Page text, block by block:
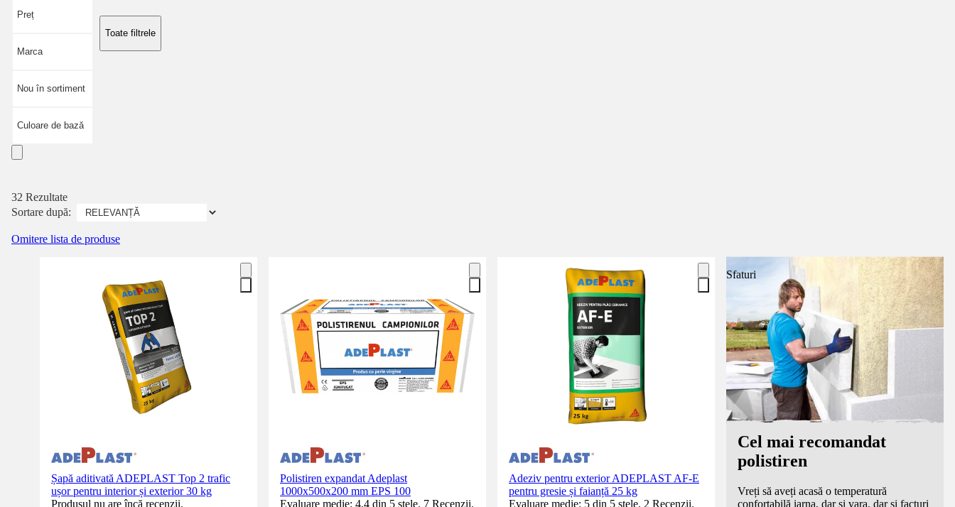
Preț
Marca
Nou în sortiment
Culoare de bază
Toate filtrele
32 Rezultate
Sortare după:
Omitere lista de produse
Șapă aditivată ADEPLAST Top 2 trafic
ușor pentru interior și exterior 30 kg
Produsul nu are încă recenzii.
Polistiren expandat Adeplast
1000x500x200 mm EPS 100
Evaluare medie: 4.4 din 5 stele. 7 Recenzii.
Adeziv pentru exterior ADEPLAST AF-E
pentru gresie și faianță 25 kg
Evaluare medie: 5 din 5 stele. 2 Recenzii.
Sfaturi
Cel mai recomandat
polistiren
Vreți să aveți acasă o temperatură
confortabilă iarna, dar și vara, dar și facturi